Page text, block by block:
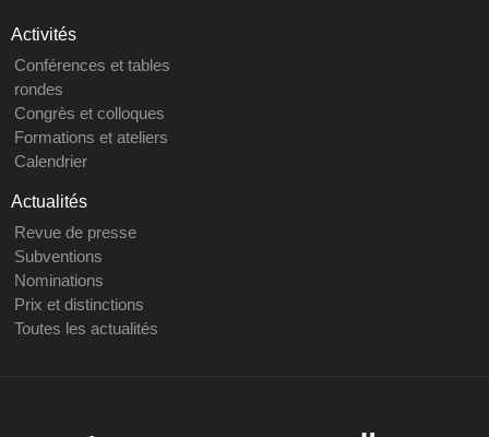
Activités
Conférences et tables
rondes
Congrès et colloques
Formations et ateliers
Calendrier
Actualités
Revue de presse
Subventions
Nominations
Prix et distinctions
Toutes les actualités